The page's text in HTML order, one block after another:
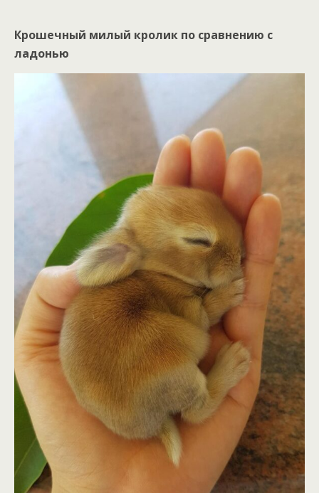
Крошечный милый кролик по сравнению с
ладонью